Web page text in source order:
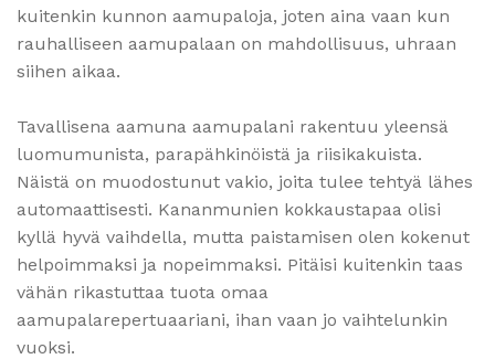
kuitenkin kunnon aamupaloja, joten aina vaan kun
rauhalliseen aamupalaan on mahdollisuus, uhraan
siihen aikaa.
Tavallisena aamuna aamupalani rakentuu yleensä
luomumunista, parapähkinöistä ja riisikakuista.
Näistä on muodostunut vakio, joita tulee tehtyä lähes
automaattisesti. Kananmunien kokkaustapaa olisi
kyllä hyvä vaihdella, mutta paistamisen olen kokenut
helpoimmaksi ja nopeimmaksi. Pitäisi kuitenkin taas
vähän rikastuttaa tuota omaa
aamupalarepertuaariani, ihan vaan jo vaihtelunkin
vuoksi.